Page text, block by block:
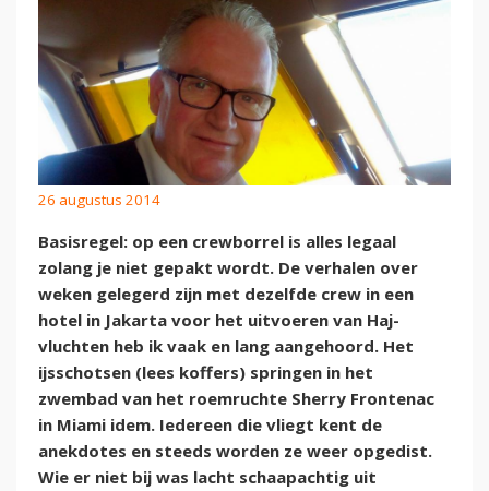
26 augustus 2014
Basisregel: op een crewborrel is alles legaal
zolang je niet gepakt wordt. De verhalen over
weken gelegerd zijn met dezelfde crew in een
hotel in Jakarta voor het uitvoeren van Haj-
vluchten heb ik vaak en lang aangehoord. Het
ijsschotsen (lees koffers) springen in het
zwembad van het roemruchte Sherry Frontenac
in Miami idem. Iedereen die vliegt kent de
anekdotes en steeds worden ze weer opgedist.
Wie er niet bij was lacht schaapachtig uit